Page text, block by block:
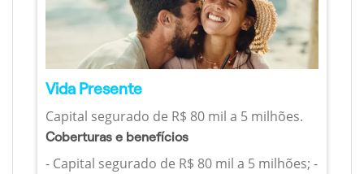
Vida Presente
Capital segurado de R$ 80 mil a 5 milhões.
Coberturas e benefícios
- Capital segurado de R$ 80 mil a 5 milhões; -